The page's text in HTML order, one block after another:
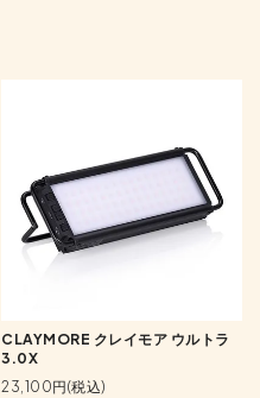
CLAYMORE クレイモア ウルトラ
3.0X
23,100円(税込)